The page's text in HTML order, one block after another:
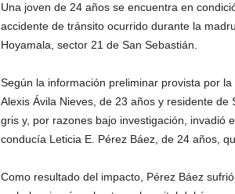
Una joven de 24 años se encuentra en
accidente de tránsito ocurrido durante la
Hoyamala, sector 21 de San Sebastián.
Según la información preliminar provista por
Alexis Ávila Nieves, de 23 años y residente
gris y, por razones bajo investigación, invadió
conducía Leticia E. Pérez Báez, de 24 años,
Como resultado del impacto, Pérez Báez